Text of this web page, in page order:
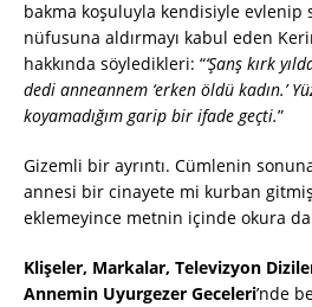
bakma koşuluyla kendisiyle evlenip
nüfusuna aldırmayı kabul eden
hakkında söyledikleri: “‘Şanş kırk
dedi anneannem ‘erken öldü kadın.’
koyamadığım garip bir ifade geçti.”
Gizemli bir ayrıntı. Cümlenin
annesi bir cinayete mi kurban
eklemeyince metnin içinde okura da
Klişeler, Markalar, Televizyon
Annemin Uyurgezer Geceleri’nde